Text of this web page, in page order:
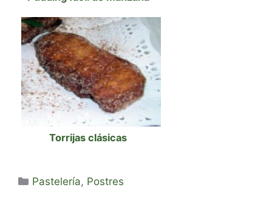
Torrijas clásicas
Categorías
Pastelería, Postres